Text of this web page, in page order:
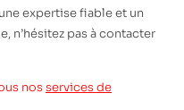
expertise fiable et un
n’hésitez pas à contacter
nosservices de